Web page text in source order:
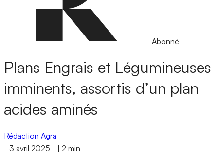
Abonné
Plans Engrais et Légumineuses
imminents, assortis d’un plan
acides aminés
Rédaction Agra
- 3 avril 2025 - 2 min